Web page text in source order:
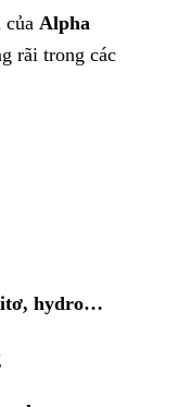
Alpha
rãi trong các
hydro…